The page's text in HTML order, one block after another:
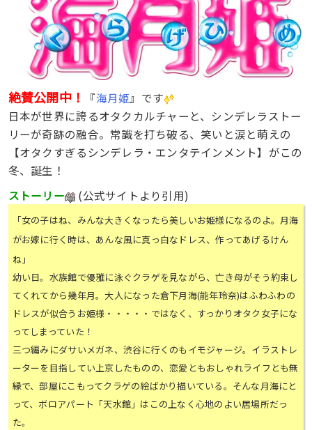
絶賛公開中！ 『海月姫』です
日本が世界に誇るオタクカルチャーと、シンデレラストー
リーが奇跡の融合。常識を打ち破る、笑いと涙と萌えの
【オタクすぎるシンデレラ・エンタテインメント】がこの
冬、誕生！
ストーリー
(公式サイトより引用)
「女の子はね、みんな大きくなったら美しいお姫様になるのよ。月海
がお嫁に行く時は、あんな風に真っ白なドレス、作ってあげるけん
ね」
幼い日。水族館で優雅に泳ぐクラゲを見ながら、亡き母がそう約束し
てくれてから幾年月。大人になった倉下月海(能年玲奈)はふわふわの
ドレスが似合うお姫様・・・・・ではなく、すっかりオタク女子にな
ってしまっていた！
三つ編みにダサいメガネ、渋谷に行くのもイモジャージ。イラストレ
ーターを目指してい上京したものの、恋愛ともおしゃれライフとも無
縁で、部屋にこもってクラゲの絵ばかり描いている。そんな月海にと
って、ボロアパート「天水館」はこの上なく心地のよい居場所だっ
た。